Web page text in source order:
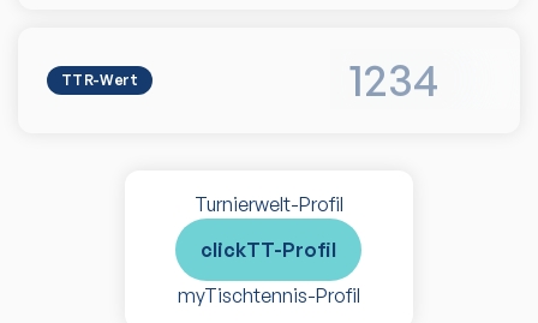
TTR-Wert 1234
Turnierwelt-Profil
clickTT-Profil
myTischtennis-Profil